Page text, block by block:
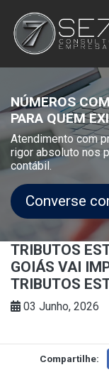
NÚMEROS
PARA QUEM
Atendimento com
rigor absoluto nos
contábil.
Converse
TRIBUTOS
GOIÁS VAI
TRIBUTOS
03 Junho, 2026
Compartilhe: